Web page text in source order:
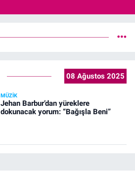
08 Ağustos 2025
MÜZIK
Jehan Barbur’dan yüreklere
dokunacak yorum: “Bağışla Beni”